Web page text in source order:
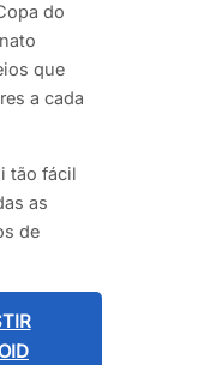
do
que
a cada
tão fácil
as
de